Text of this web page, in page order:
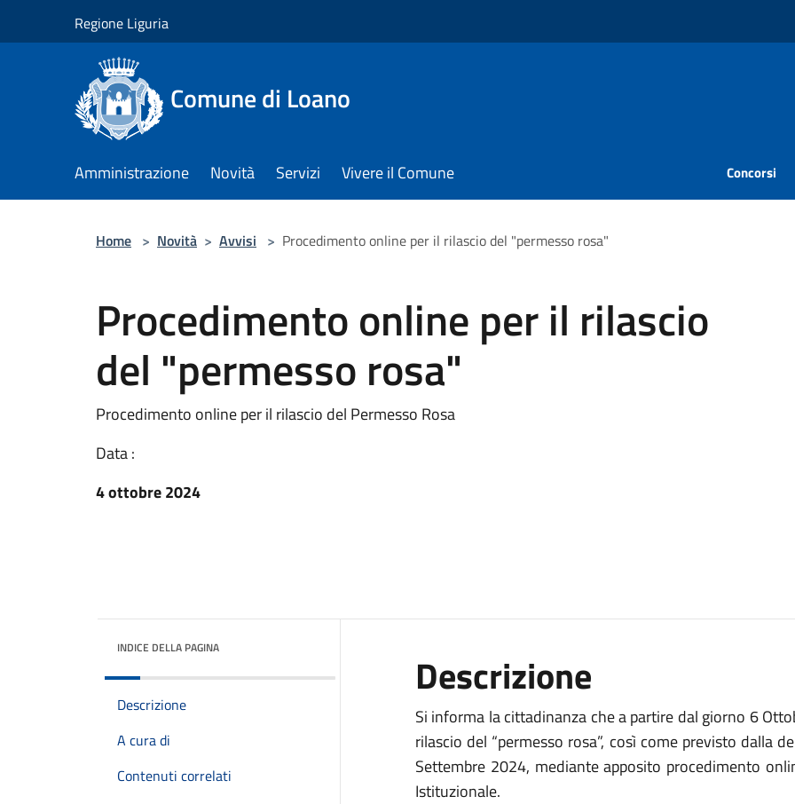
Regione Liguria
Comune di Loano
Amministrazione Novità Servizi Vivere il Comune Concorsi
Home > Novità > Avvisi > Procedimento online per il rilascio del "permesso rosa"
Procedimento online per il rilascio
del "permesso rosa"
Procedimento online per il rilascio del Permesso Rosa
Data :
4 ottobre 2024
INDICE DELLA PAGINA
Descrizione
A cura di
Contenuti correlati
Descrizione
Si informa la cittadinanza che a partire dal giorno 6
rilascio del “permesso rosa”, così come previsto dalla
Settembre 2024, mediante apposito procedimento
Istituzionale.